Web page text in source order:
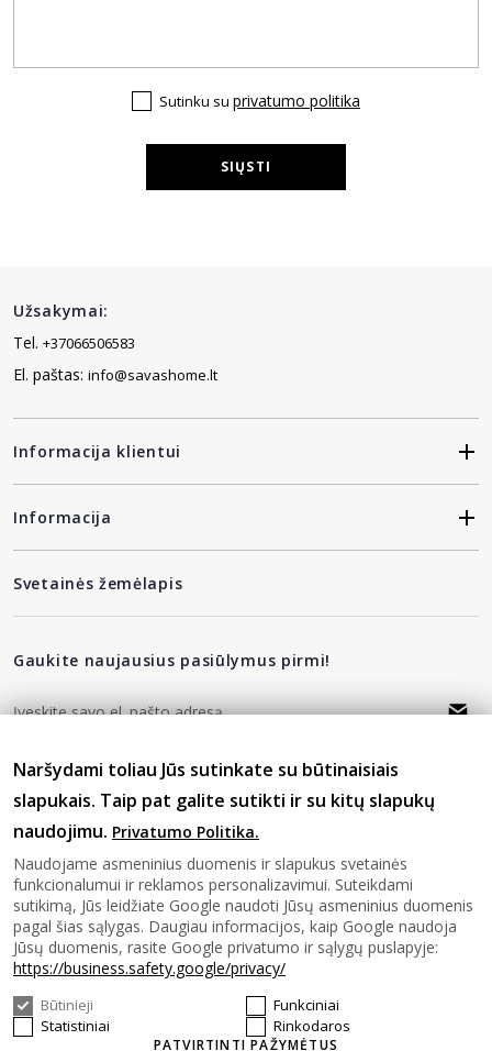
Sutinku su privatumo politika
SIŲSTI
Užsakymai:
Tel. +37066506583
El. paštas: info@savashome.lt
Informacija klientui
Informacija
Svetainės žemėlapis
Gaukite naujausius pasiūlymus pirmi!
Sutinku suprivatumo politika
Sekite mus
© 2026 SAVASHOME Visos teises saugomos.
Naršydami toliau Jūs sutinkate su būtinaisiais
slapukais. Taip pat galite sutikti ir su kitų slapukų
naudojimu. Privatumo Politika.
Naudojame asmeninius duomenis ir slapukus svetainės
funkcionalumui ir reklamos personalizavimui. Suteikdami
sutikimą, Jūs leidžiate Google naudoti Jūsų asmeninius duomenis
pagal šias sąlygas. Daugiau informacijos, kaip Google naudoja
Jūsų duomenis, rasite Google privatumo ir sąlygų puslapyje:
https://business.safety.google/privacy/
Būtinieji
Funkciniai
Statistiniai
Rinkodaros
PATVIRTINTI PAŽYMĖTUS